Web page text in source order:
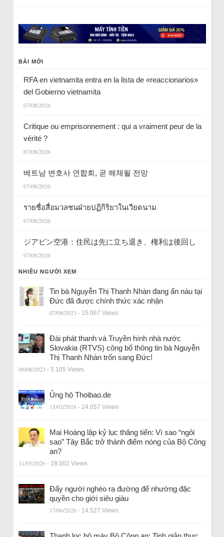
BÀI MỚI
RFA en vietnamita entra en la lista de «reaccionarios»
del Gobierno vietnamita
07/08/2026
Critique ou emprisonnement : qui a vraiment peur de la
vérité ?
07/08/2026
베트남 변호사 연합회, 곧 해체될 전망
07/08/2026
รายชื่อสื่อมวลชนฝ่ายปฏิกิริยาในเวียดนาม
07/08/2026
ジアビン空港：住民は先に立ち退き、権利は後回し
07/08/2026
NHIỀU NGƯỜI XEM
Tin bà Nguyễn Thị Thanh Nhàn đang ẩn náu tại
Đức đã được chính thức xác nhận
07/08/2023 - 15.067 Views
Đài phát thanh và Truyền hình nhà nước
Slovakia (RTVS) công bố thông tin bà Nguyễn
Thị Thanh Nhàn trốn sang Đức!
06/08/2023 - 5.165 Views
Ủng hộ Thoibao.de
15/02/2018 - 24.057 Views
Mai Hoàng lập kỷ lục thăng tiến: Vì sao “ngôi
sao” Tây Bắc trở thành điểm nóng của Bộ Công
an?
11/05/2026 - 18.502 Views
Đẩy người nghèo ra đường để nhường đặc
quyền cho giới siêu giàu
17/06/2026 - 14.527 Views